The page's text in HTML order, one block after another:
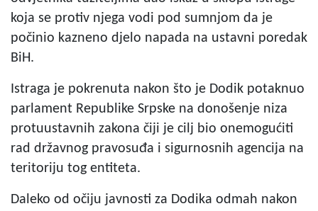
koja se protiv njega vodi pod sumnjom da je
počinio kazneno djelo napada na ustavni poredak
BiH.
Istraga je pokrenuta nakon što je Dodik potaknuo
parlament Republike Srpske na donošenje niza
protuustavnih zakona čiji je cilj bio onemogućiti
rad državnog pravosuđa i sigurnosnih agencija na
teritoriju tog entiteta.
Daleko od očiju javnosti za Dodika odmah nakon